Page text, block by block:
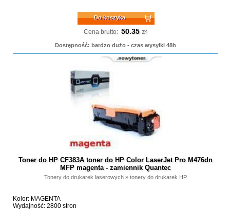
Do koszyka
Cena brutto: 50.35 zł
Dostępność: bardzo dużo - czas wysyłki 48h
Toner do HP CF383A toner do HP Color LaserJet Pro M476dn
MFP magenta - zamiennik Quantec
Tonery do drukarek laserowych» tonery do drukarek HP
Kolor: MAGENTA
Wydajność: 2800 stron